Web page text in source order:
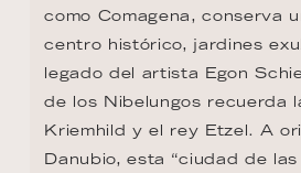
como Comagena, conserva
centro histórico, jardines
legado del artista Egon
de los Nibelungos recuerda
Kriemhild y el rey Etzel. A
Danubio, esta “ciudad de